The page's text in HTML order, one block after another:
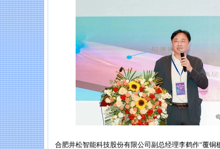
合肥井松智能科技股份有限公司副总经理李鹤作“覆铜